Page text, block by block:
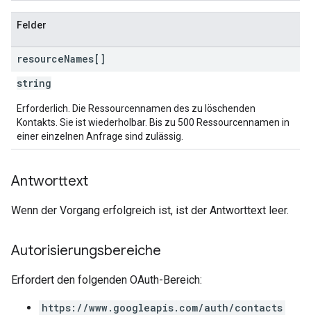
Felder
resourceNames[]
string
Erforderlich. Die Ressourcennamen des zu löschenden
Kontakts. Sie ist wiederholbar. Bis zu 500 Ressourcennamen in
einer einzelnen Anfrage sind zulässig.
Antworttext
Wenn der Vorgang erfolgreich ist, ist der Antworttext leer.
Autorisierungsbereiche
Erfordert den folgenden OAuth-Bereich:
https://www.googleapis.com/auth/contacts